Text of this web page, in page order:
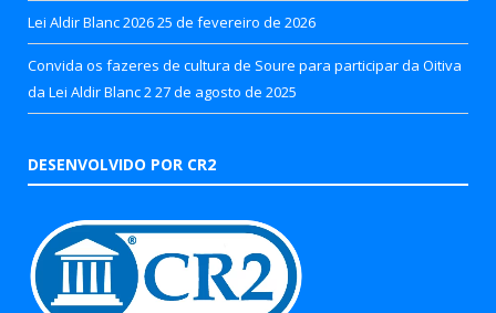
Lei Aldir Blanc 202625 de fevereiro de 2026
Convida os fazeres de cultura de Soure para participar da Oitiva
da Lei Aldir Blanc 227 de agosto de 2025
DESENVOLVIDO POR CR2